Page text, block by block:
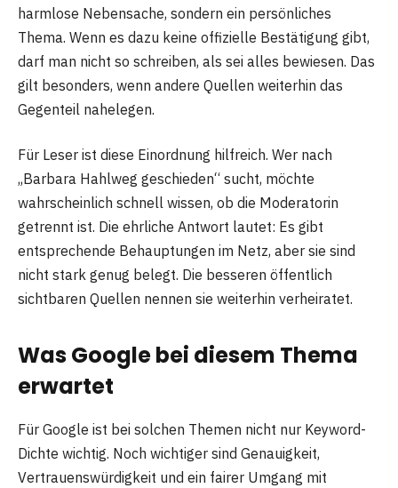
harmlose Nebensache, sondern ein persönliches
Thema. Wenn es dazu keine offizielle Bestätigung gibt,
darf man nicht so schreiben, als sei alles bewiesen. Das
gilt besonders, wenn andere Quellen weiterhin das
Gegenteil nahelegen.
Für Leser ist diese Einordnung hilfreich. Wer nach
„Barbara Hahlweg geschieden“ sucht, möchte
wahrscheinlich schnell wissen, ob die Moderatorin
getrennt ist. Die ehrliche Antwort lautet: Es gibt
entsprechende Behauptungen im Netz, aber sie sind
nicht stark genug belegt. Die besseren öffentlich
sichtbaren Quellen nennen sie weiterhin verheiratet.
Was Google bei diesem Thema
erwartet
Für Google ist bei solchen Themen nicht nur Keyword-
Dichte wichtig. Noch wichtiger sind Genauigkeit,
Vertrauenswürdigkeit und ein fairer Umgang mit